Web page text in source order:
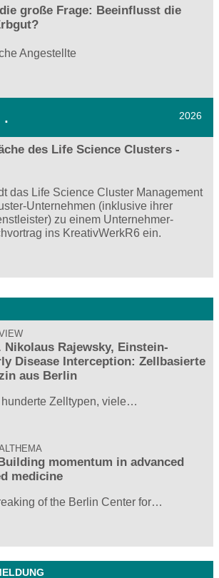
große Frage: Beeinflusst die
Angestellte
2026
des Life Science Clusters -
das Life Science Cluster Management
Unternehmen (inklusive ihrer
zu einem Unternehmer-
ins KreativWerkR6 ein.
Rajewsky, Einstein-
Disease Interception: Zellbasierte
aus Berlin
Zelltypen, viele…
momentum in advanced
medicine
of the Berlin Center for…